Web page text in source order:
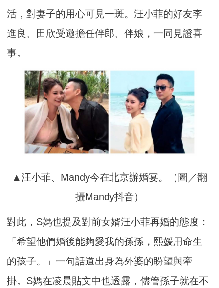
活，對妻子的用心可見一斑。汪小菲的好友李
進良、田欣受邀擔任伴郎、伴娘，一同見證喜
事。
▲汪小菲、Mandy今在北京辦婚宴。（圖／翻
攝Mandy抖音）
對此，S媽也提及對前女婿汪小菲再婚的態度：
「希望他們婚後能夠愛我的孫孫，熙媛用命生
的孩子。」一句話道出身為外婆的盼望與牽
掛。S媽在凌晨貼文中也透露，儘管孫子就在不